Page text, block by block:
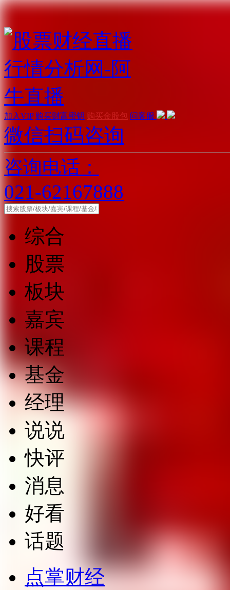
加入VIP 购买财富密钥 购买金股包 问客服
微信扫码咨询
咨询电话：
021-62167888
综合
股票
板块
嘉宾
课程
基金
经理
说说
快评
消息
好看
话题
点掌财经